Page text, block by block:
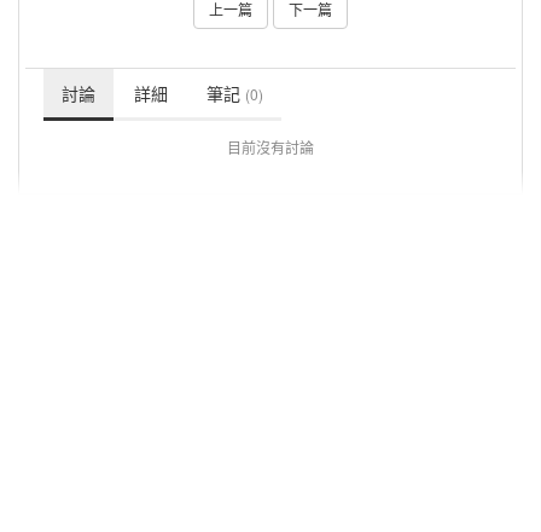
上一篇 下一篇
討論 詳細 筆記 (0)
目前沒有討論